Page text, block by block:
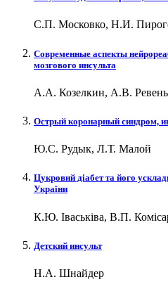
С.П. Московко, Н.И.
Современные аспекты
мозгового инсульта
А.А. Козелкин, А.В.
Острый коронарный синдром,
Ю.С. Рудык, Л.Т. Малой
Цукровий діабет та його
України
К.Ю. Іваськіва, В.П.
Детский инсульт
Н.А. Шнайдер